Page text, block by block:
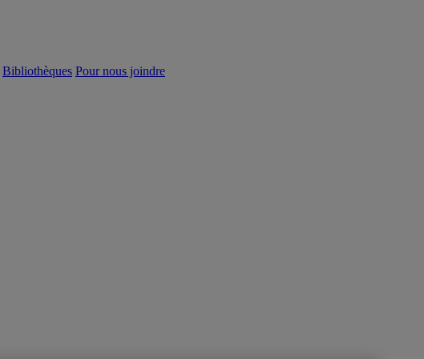
Bibliothèques Pour nous joindre